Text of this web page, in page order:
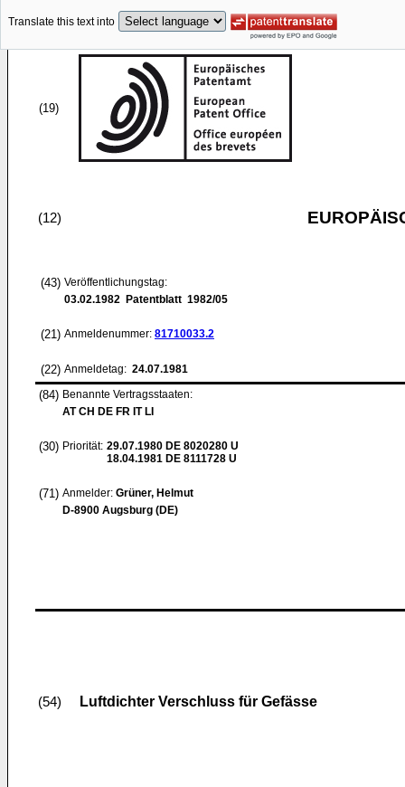
Translate this text into
(19)
(12)
(43) Veröffentlichungstag:
03.02.1982 Patentblatt 1982/05
(21) Anmeldenummer: 81710033.2
(22) Anmeldetag: 24.07.1981
(84) Benannte Vertragsstaaten:
AT CH DE FR IT LI
(30) Priorität: 29.07.1980 DE 8020280 U
18.04.1981 DE 8111728 U
(71) Anmelder: Grüner, Helmut
D-8900 Augsburg (DE)
(54) Luftdichter Verschluss für Gefässe